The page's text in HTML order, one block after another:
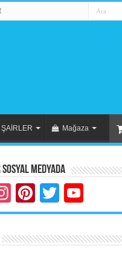
ŞAİRLER Mağaza
Medyada
Instagram
Pinterest
Twitter